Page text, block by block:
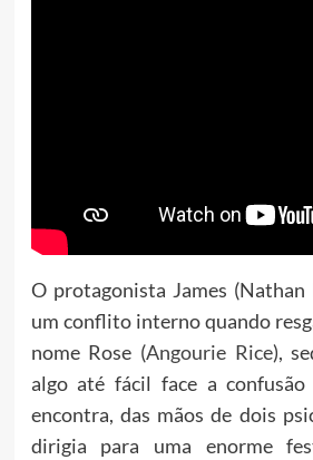
O protagonista James (Nathan
um conflito interno quando
nome Rose (Angourie Rice),
algo até fácil face a
encontra, das mãos de dois
dirigia para uma enorme